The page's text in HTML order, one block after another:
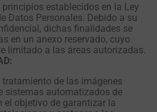
establecidos en la Ley
Datos Personales. Debido a su
dichas finalidades se
en un anexo reservado, cuyo
limitado a las áreas autorizadas.
tratamiento de las imágenes
sistemas automatizados de
el objetivo de garantizar la
Necesarias
cookies no
son
opcionales.